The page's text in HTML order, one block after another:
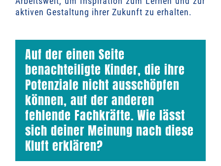
aktiven Gestaltung ihrer Zukunft zu erhalten.
Auf der einen Seite
benachteiligte Kinder, die ihre
Potenziale nicht ausschöpfen
können, auf der anderen
fehlende Fachkräfte. Wie lässt
sich deiner Meinung nach diese
Kluft erklären?